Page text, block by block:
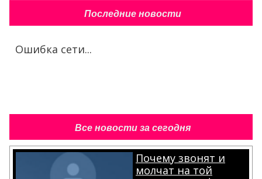
Последние новости
Ошибка сети...
Все новости за сегодня
Почему звонят и
молчат на той